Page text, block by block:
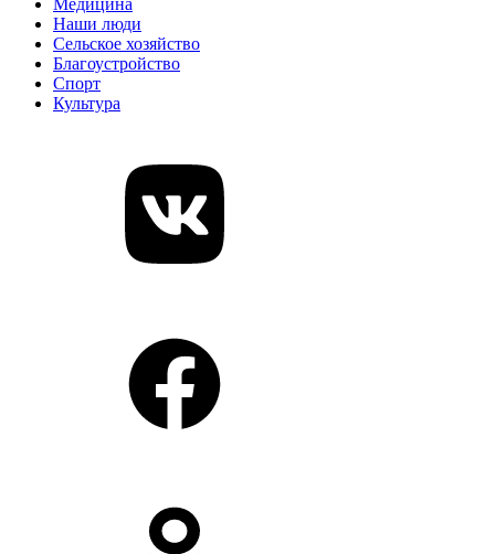
Медицина
Наши люди
Сельское хозяйство
Благоустройство
Спорт
Культура